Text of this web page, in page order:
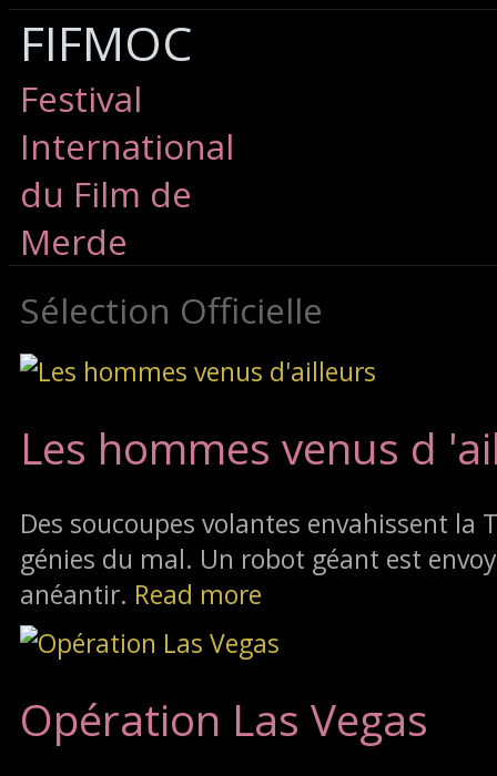
FIFMOC
Festival
International
du Film de
Merde
Sélection Officielle
Les hommes venus d
Des soucoupes volantes envahissent la
génies du mal. Un robot géant est
anéantir. Read more
Opération Las Vegas